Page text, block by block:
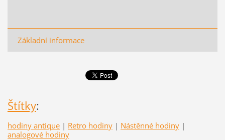
Základní informace
Štítky:
hodiny antique | Retro hodiny | Nástěnné hodiny |
analogové hodiny